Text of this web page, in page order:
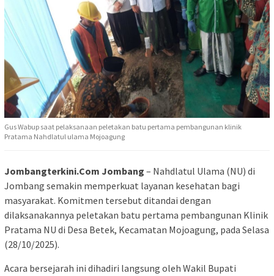
Gus Wabup saat pelaksanaan peletakan batu pertama pembangunan klinik
Pratama Nahdlatul ulama Mojoagung
Jombangterkini.Com Jombang – Nahdlatul Ulama (NU) di
Jombang semakin memperkuat layanan kesehatan bagi
masyarakat. Komitmen tersebut ditandai dengan
dilaksanakannya peletakan batu pertama pembangunan Klinik
Pratama NU di Desa Betek, Kecamatan Mojoagung, pada Selasa
(28/10/2025).
​Acara bersejarah ini dihadiri langsung oleh Wakil Bupati